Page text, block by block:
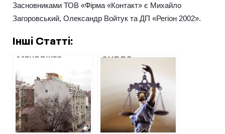
Засновниками ТОВ «Фірма «Контакт» є Михайло
Загоровський, Олександр Войтук та ДП «Регіон 2002».
Інші Статті:
МЕНЕДЖЕР
НЕЗАКОННО
РОБИТЬ
РЕКОНСТРУКЦІЮ
ПАМ’ЯТНИКА
АРХІТЕКТУРИ В
СУДДЯ
САДОВСЬКИЙ
ПОВТОРНО
ВІДМОВИВ
ПРОКУРАТУРІ У
ДОЗВОЛІ НА
ВИЇМКУ